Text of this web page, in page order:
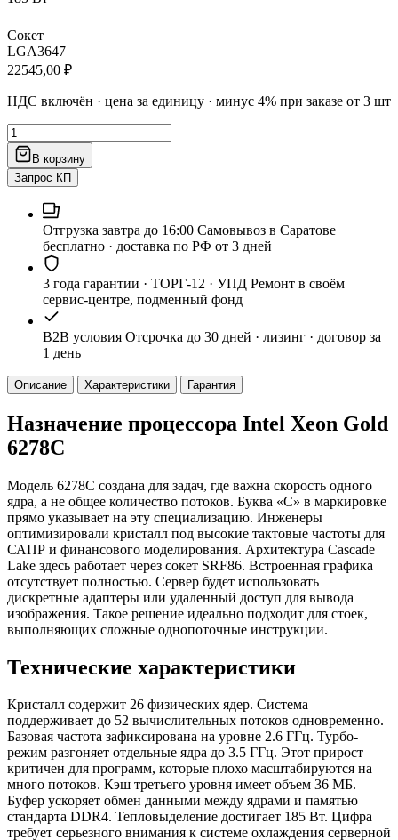
Сокет
LGA3647
22545,00 ₽
НДС включён · цена за единицу · минус 4% при заказе от 3 шт
Количество
товара
Процессор
Intel
Gold
6278С
2.6/3.5ГГц
185Вт
SRF86
В корзину
Запрос КП
Отгрузка завтра до 16:00 Самовывоз в Саратове
бесплатно · доставка по РФ от 3 дней
3 года гарантии · ТОРГ-12 · УПД Ремонт в своём
сервис-центре, подменный фонд
B2B условия Отсрочка до 30 дней · лизинг · договор за
1 день
Описание Характеристики Гарантия
Назначение процессора Intel Xeon Gold
6278C
Модель 6278C создана для задач, где важна скорость одного
ядра, а не общее количество потоков. Буква «C» в маркировке
прямо указывает на эту специализацию. Инженеры
оптимизировали кристалл под высокие тактовые частоты для
САПР и финансового моделирования. Архитектура Cascade
Lake здесь работает через сокет SRF86. Встроенная графика
отсутствует полностью. Сервер будет использовать
дискретные адаптеры или удаленный доступ для вывода
изображения. Такое решение идеально подходит для стоек,
выполняющих сложные однопоточные инструкции.
Технические характеристики
Кристалл содержит 26 физических ядер. Система
поддерживает до 52 вычислительных потоков одновременно.
Базовая частота зафиксирована на уровне 2.6 ГГц. Турбо-
режим разгоняет отдельные ядра до 3.5 ГГц. Этот прирост
критичен для программ, которые плохо масштабируются на
много потоков. Кэш третьего уровня имеет объем 36 МБ.
Буфер ускоряет обмен данными между ядрами и памятью
стандарта DDR4. Тепловыделение достигает 185 Вт. Цифра
требует серьезного внимания к системе охлаждения серверной